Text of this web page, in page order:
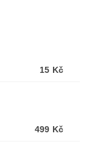
15 Kč
499 Kč